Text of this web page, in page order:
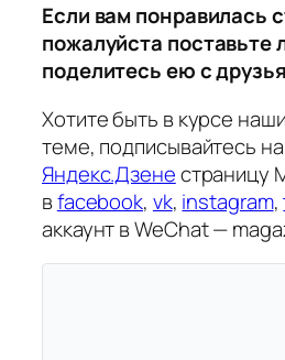
Если вам понравилась
пожалуйста поставьте
поделитесь ею с
Хотите быть в курсе
теме, подписывайтесь на
Яндекс.Дзенестраницу
вfacebook, vk, instagram,
аккаунт в WeChat —